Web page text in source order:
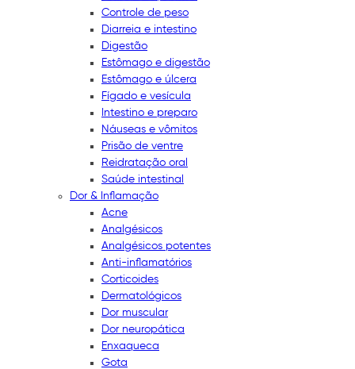
Controle de peso
Diarreia e intestino
Digestão
Estômago e digestão
Estômago e úlcera
Fígado e vesícula
Intestino e preparo
Náuseas e vômitos
Prisão de ventre
Reidratação oral
Saúde intestinal
Dor & Inflamação
Acne
Analgésicos
Analgésicos potentes
Anti-inflamatórios
Corticoides
Dermatológicos
Dor muscular
Dor neuropática
Enxaqueca
Gota